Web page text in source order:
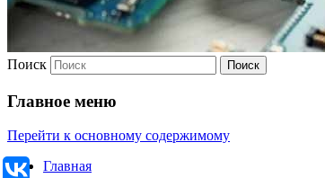
Поиск
Главное меню
Перейти к основному содержимому
Главная